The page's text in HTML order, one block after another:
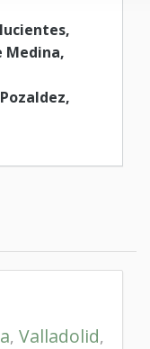
Medina
Pozaldez
, Valladolid,